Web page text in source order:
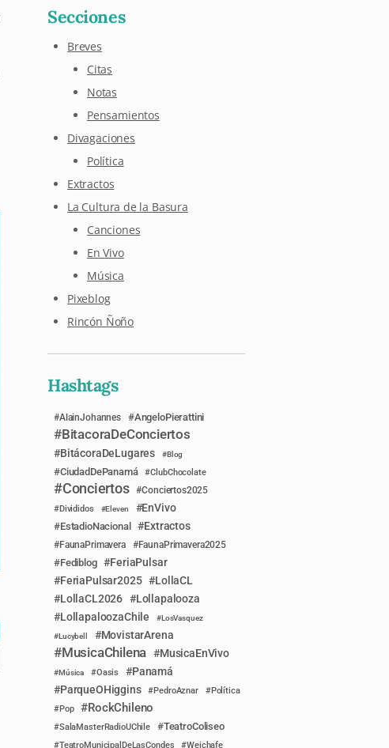
Secciones
Breves
Citas
Notas
Pensamientos
Divagaciones
Política
Extractos
La Cultura de la Basura
Canciones
En Vivo
Música
Pixeblog
Rincón Ñoño
Hashtags
AlainJohannes AngeloPierattini
BitacoraDeConciertos
BitácoraDeLugares Blog
CiudadDePanamá ClubChocolate
Conciertos Conciertos2025
Divididos Eleven EnVivo
EstadioNacional Extractos
FaunaPrimavera FaunaPrimavera2025
Fediblog
FeriaPulsar
FeriaPulsar2025
LollaCL
LollaCL2026
Lollapalooza
LollapaloozaChile
LosVasquez
Lucybell
MovistarArena
MusicaChilena MusicaEnVivo
Música Oasis
Panamá
ParqueOHiggins
PedroAznar
Política
Pop
RockChileno
SalaMasterRadioUChile TeatroColiseo
TeatroMunicipalDeLasCondes Weichafe